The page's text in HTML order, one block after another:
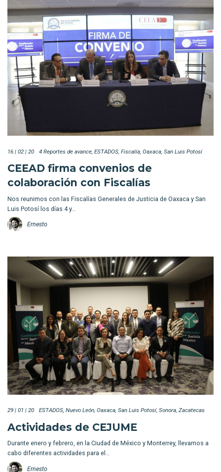
16 | 02 | 20 4 Reportes de avance ESTADOS Fiscalía Oaxaca San Luis Potosí
CEEAD firma convenios de
colaboración con Fiscalías
Nos reunimos con las Fiscalías Generales de Justicia de Oaxaca y San
Luis Potosí los días 4 y…
Ernesto
29 | 01 | 20 ESTADOS Nuevo León Oaxaca San Luis Potosí Sonora Zacatecas
Actividades de CEJUME
Durante enero y febrero, en la Ciudad de México y Monterrey, llevamos a
cabo diferentes actividades para el…
Ernesto